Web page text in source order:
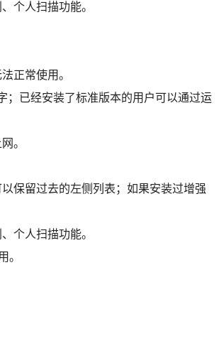
个人扫描功能。
正常使用。
；已经安装了标准版本的用户可以通过运
。
保留过去的左侧列表；如果安装过增强
个人扫描功能。
。